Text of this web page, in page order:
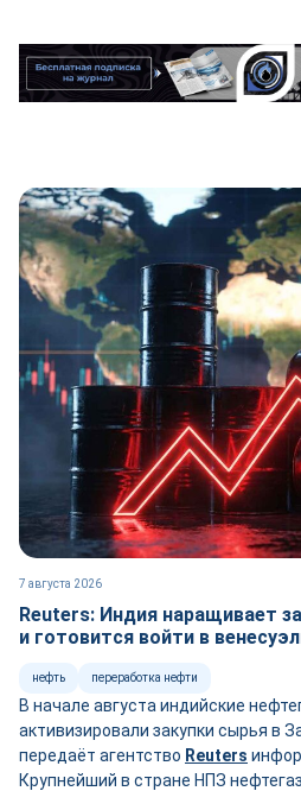
7 августа 2026
Reuters: Индия наращивает
и готовится войти в
нефть переработка нефти
В начале августа индийские
активизировали закупки сырья в
передаёт агентство Reuters
Крупнейший в стране НПЗ